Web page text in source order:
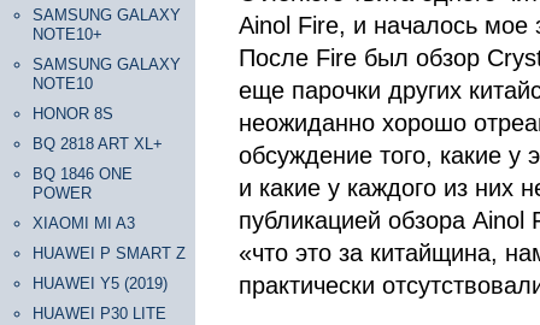
SAMSUNG GALAXY
NOTE10+
SAMSUNG GALAXY
NOTE10
HONOR 8S
BQ 2818 ART XL+
BQ 1846 ONE
POWER
XIAOMI MI A3
HUAWEI P SMART Z
HUAWEI Y5 (2019)
HUAWEI P30 LITE
Ainol Fire, и началось мое
После Fire был обзор
еще парочки других
неожиданно хорошо
обсуждение того, какие у
и какие у каждого из них
публикацией обзора
«что это за китайщина,
практически